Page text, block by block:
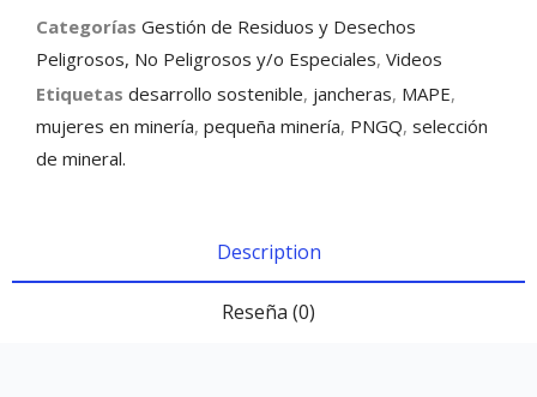
Categorías Gestión de Residuos y Desechos
Peligrosos, No Peligrosos y/o Especiales, Videos
Etiquetas desarrollo sostenible, jancheras, MAPE,
mujeres en minería, pequeña minería, PNGQ, selección
de mineral.
Description
Reseña (0)